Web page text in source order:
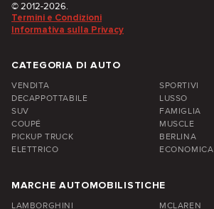
© 2012-2026.
Termini e Condizioni
Informativa sulla Privacy
CATEGORIA DI AUTO
VENDITA
SPORTIVI
DECAPPOTTABILE
LUSSO
SUV
FAMIGLIA
COUPÉ
MUSCLE
PICKUP TRUCK
BERLINA
ELETTRICO
ECONOMICA
MARCHE AUTOMOBILISTICHE
LAMBORGHINI MCLAREN